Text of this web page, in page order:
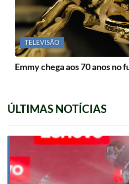
TELEVISÃO
Emmy chega aos 70 anos no
ÚLTIMAS NOTÍCIAS